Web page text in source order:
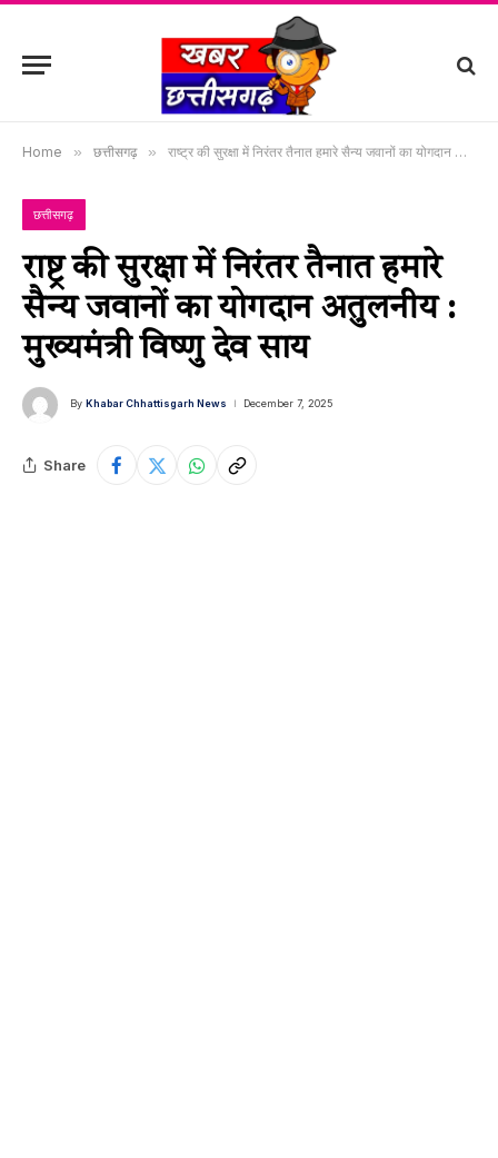
Home » छत्तीसगढ़ » राष्ट्र की सुरक्षा में निरंतर तैनात हमारे सैन्य जवानों का योगदान अतुलनीय : मुख्यमंत्री विष्णु देव साय
छत्तीसगढ़
राष्ट्र की सुरक्षा में निरंतर तैनात हमारे
सैन्य जवानों का योगदान अतुलनीय :
मुख्यमंत्री विष्णु देव साय
By Khabar Chhattisgarh News December 7, 2025
Share